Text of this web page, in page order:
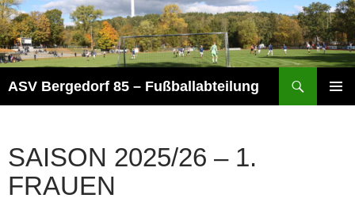
Zum
Inhalt
springen
ASV Bergedorf 85 – Fußballabteilung
SAISON 2025/26 – 1.
FRAUEN